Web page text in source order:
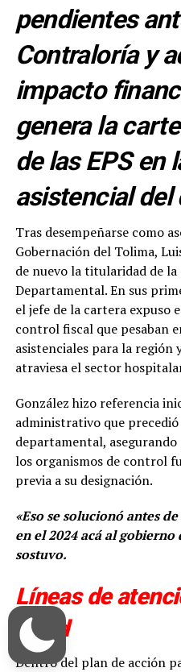
pendientes
Contraloría y
impacto
genera la
de las EPS en
asistencial
Tras desempeñarse como
Gobernación del Tolima,
de nuevo la titularidad de
Departamental. En sus
el jefe de la cartera expuso
control fiscal que pesaban
asistenciales para la región
atraviesa el sector
González hizo referencia
administrativo que
departamental,
los organismos de control
previa a su designación.
«Eso se solucionó antes
en el 2024 acá al
sostuvo.
Líneas de
salud
Dentro del plan de acción